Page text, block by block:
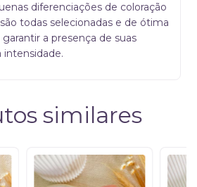
diferenciações de coloração
todas selecionadas e de ótima
a presença de suas
intensidade.
similares